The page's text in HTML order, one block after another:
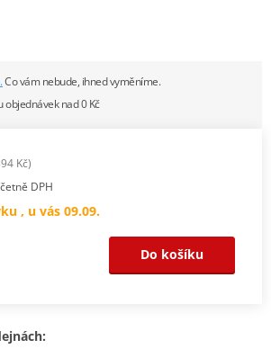
Co vám nebude, ihned vyměníme.
objednávek nad 0 Kč
Kč)
DPH
, u vás 09.09.
Do košíku